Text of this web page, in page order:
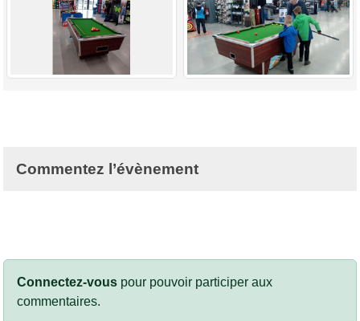
Commentez l’évènement
Connectez-vous pour pouvoir participer aux
commentaires.